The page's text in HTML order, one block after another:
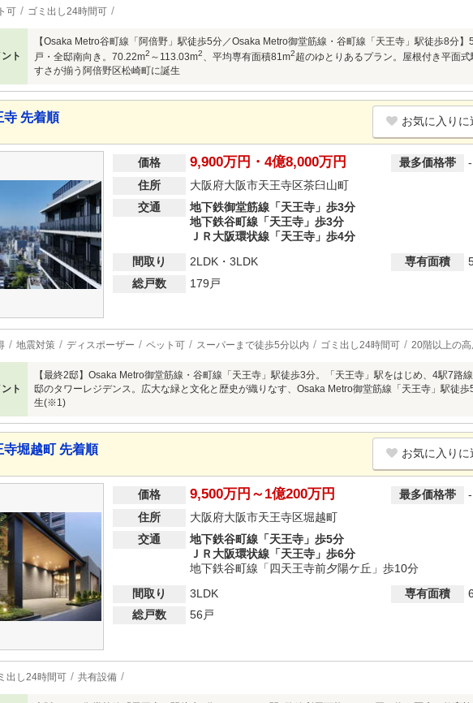
可 ゴミ出し24時間可
ト
【Osaka Metro谷町線「阿倍野」駅徒歩5分／Osaka Metro御堂筋線・谷町線「天王寺」駅徒歩8分
戸・全邸南向き。70.22m2 ～113.03m2、平均専有面積81m2超のゆとりあるプラン。屋根付き平面
すさが揃う阿倍野区松崎町に誕生
寺 先着順 お気に入りに
価格 9,900万円・4億8,000万円 最多価格帯
-
住所
大阪府大阪市天王寺区茶臼山町
交通
地下鉄御堂筋線「天王寺」歩3分
地下鉄谷町線「天王寺」歩3分
ＪＲ大阪環状線「天王寺」歩4分
間取り
2LDK・3LDK 専有面積
総戸数 179戸
地震対策 ディスポーザー ペット可 スーパーまで徒歩5分以内 ゴミ出し24時間可 20階以上の
ト
【最終2邸】Osaka Metro御堂筋線・谷町線「天王寺」駅徒歩3分。「天王寺」駅をはじめ、4駅7
邸のタワーレジデンス。広大な緑と文化と歴史が織りなす、Osaka Metro御堂筋線「天王寺」駅徒
生(※1)
堀越町 先着順 お気に入りに
価格 9,500万円～1億200万円 最多価格帯
-
住所
大阪府大阪市天王寺区堀越町
交通
地下鉄谷町線「天王寺」歩5分
ＪＲ大阪環状線「天王寺」歩6分
地下鉄谷町線「四天王寺前夕陽ケ丘」歩10分
間取り
3LDK 専有面積
総戸数 56戸
出し24時間可 共有設備